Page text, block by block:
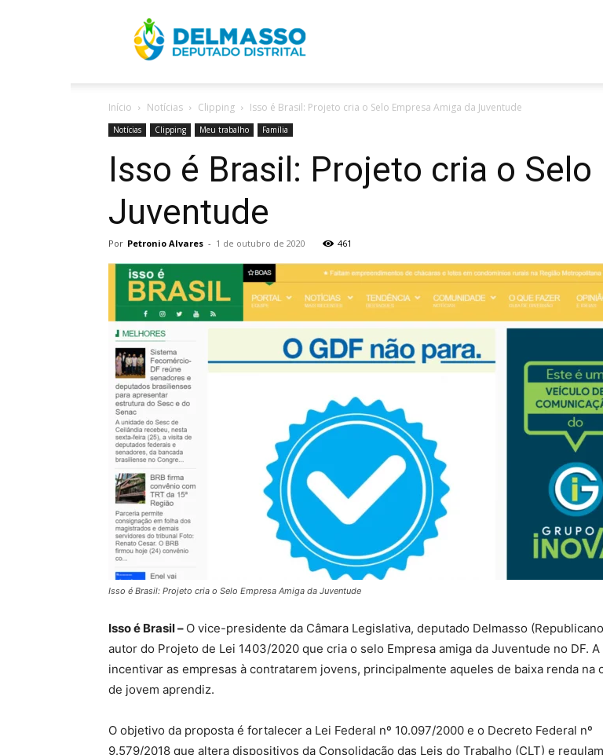
Início Notícias Clipping Isso é Brasil: Projeto cria o Selo Empresa Amiga da Juventude
Notícias Clipping Meu trabalho Família
Isso é Brasil: Projeto cria o
Juventude
Por Petronio Alvares - 1 de outubro de 2020 461
Isso é Brasil: Projeto cria o Selo Empresa Amiga da Juventude
Isso é Brasil – O vice-presidente da Câmara Legislativa, deputado Delmasso
autor do Projeto de Lei 1403/2020 que cria o selo Empresa amiga da Juventude no DF. A
incentivar as empresas à contratarem jovens, principalmente aqueles de baixa renda na
de jovem aprendiz.
O objetivo da proposta é fortalecer a Lei Federal nº 10.097/2000 e o Decreto Federal nº
9.579/2018 que altera dispositivos da Consolidação das Leis do Trabalho (CLT) e